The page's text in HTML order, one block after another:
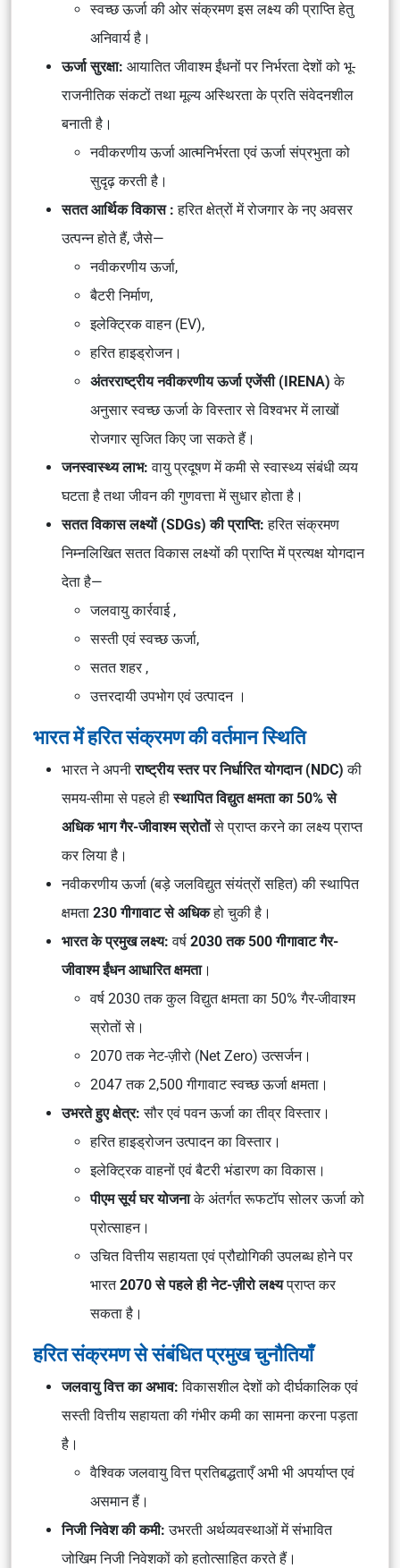
स्वच्छ ऊर्जा की ओर संक्रमण इस लक्ष्य की प्राप्ति हेतु
अनिवार्य है।
ऊर्जा सुरक्षा: आयातित जीवाश्म ईंधनों पर निर्भरता देशों को भू-
राजनीतिक संकटों तथा मूल्य अस्थिरता के प्रति संवेदनशील
बनाती है।
नवीकरणीय ऊर्जा आत्मनिर्भरता एवं ऊर्जा संप्रभुता को
सुदृढ़ करती है।
सतत आर्थिक विकास :हरित क्षेत्रों में रोजगार के नए अवसर
उत्पन्न होते हैं, जैसे—
नवीकरणीय ऊर्जा,
बैटरी निर्माण,
इलेक्ट्रिक वाहन (EV),
हरित हाइड्रोजन।
अंतरराष्ट्रीय नवीकरणीय ऊर्जा एजेंसी (IRENA) के
अनुसार स्वच्छ ऊर्जा के विस्तार से विश्वभर में लाखों
रोजगार सृजित किए जा सकते हैं।
जनस्वास्थ्य लाभ:वायु प्रदूषण में कमी से स्वास्थ्य संबंधी व्यय
घटता है तथा जीवन की गुणवत्ता में सुधार होता है।
सतत विकास लक्ष्यों (SDGs) की प्राप्ति:हरित संक्रमण
निम्नलिखित सतत विकास लक्ष्यों की प्राप्ति में प्रत्यक्ष योगदान
देता है—
जलवायु कार्रवाई ,
सस्ती एवं स्वच्छ ऊर्जा,
सतत शहर ,
उत्तरदायी उपभोग एवं उत्पादन ।
भारत में हरित संक्रमण की वर्तमान स्थिति
भारत ने अपनीराष्ट्रीय स्तर पर निर्धारित योगदान (NDC) की
समय-सीमा से पहले हीस्थापित विद्युत क्षमता का 50% से
अधिक भाग गैर-जीवाश्म स्रोतोंसे प्राप्त करने का लक्ष्य प्राप्त
कर लिया है।
नवीकरणीय ऊर्जा (बड़े जलविद्युत संयंत्रों सहित) की स्थापित
क्षमता 230 गीगावाट से अधिकहो चुकी है।
भारत के प्रमुख लक्ष्य:वर्ष 2030 तक 500 गीगावाट गैर-
जीवाश्म ईंधन आधारित क्षमता।
वर्ष 2030 तक कुल विद्युत क्षमता का 50% गैर-जीवाश्म
स्रोतों से।
2070 तक नेट-ज़ीरो (Net Zero) उत्सर्जन।
2047 तक 2,500 गीगावाट स्वच्छ ऊर्जा क्षमता।
उभरते हुए क्षेत्र:सौर एवं पवन ऊर्जा का तीव्र विस्तार।
हरित हाइड्रोजन उत्पादन का विस्तार।
इलेक्ट्रिक वाहनों एवं बैटरी भंडारण का विकास।
पीएम सूर्य घर योजनाके अंतर्गत रूफटॉप सोलर ऊर्जा को
प्रोत्साहन।
उचित वित्तीय सहायता एवं प्रौद्योगिकी उपलब्ध होने पर
भारत2070 से पहले ही नेट-ज़ीरो लक्ष्यप्राप्त कर
सकता है।
हरित संक्रमण से संबंधित प्रमुख चुनौतियाँ
जलवायु वित्त का अभाव:विकासशील देशों को दीर्घकालिक एवं
सस्ती वित्तीय सहायता की गंभीर कमी का सामना करना पड़ता
है।
वैश्विक जलवायु वित्त प्रतिबद्धताएँ अभी भी अपर्याप्त एवं
असमान हैं।
निजी निवेश की कमी:उभरती अर्थव्यवस्थाओं में संभावित
जोखिम निजी निवेशकों को हतोत्साहित करते हैं।